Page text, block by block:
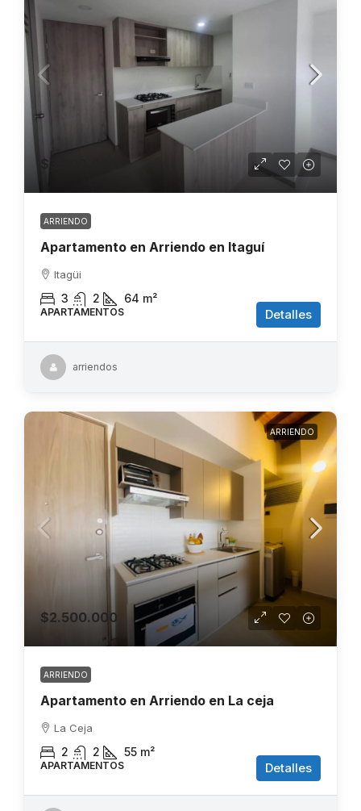
$3.200.000
ARRIENDO
Apartamento en Arriendo en Itaguí
Itagüi
3 2 64 m²
APARTAMENTOS Detalles
arriendos
ARRIENDO
$2.500.000
ARRIENDO
Apartamento en Arriendo en La ceja
La Ceja
2 2 55 m²
APARTAMENTOS Detalles